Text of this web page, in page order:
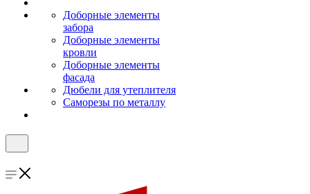
Доборные элементы
забора
Доборные элементы
кровли
Доборные элементы
фасада
Дюбели для утеплителя
Саморезы по металлу